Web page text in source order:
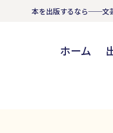
本を出版するなら──文
ホーム